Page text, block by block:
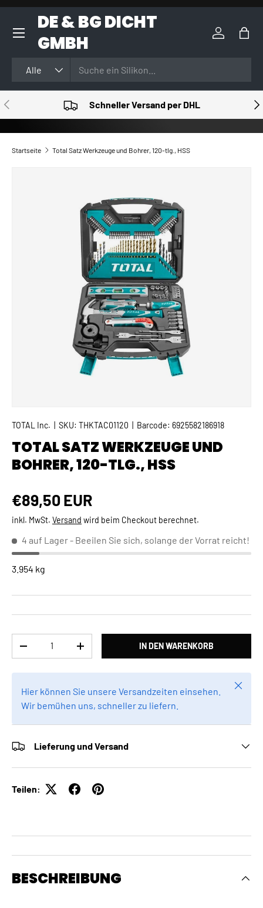
DIREKT ZUM INHALT
DE & BG DICHT
GMBH
Alle
Einloggen
VORHERIGE Schneller Versand per DHL
Startseite Total Satz Werkzeuge und Bohrer, 120-tlg., HSS
TOTAL Inc. SKU: THKTAC01120 Barcode: 6925582186918
TOTAL SATZ WERKZEUGE UND
BOHRER, 120-TLG., HSS
Normaler Preis
€89,50 EUR
inkl. MwSt. Versand wird beim Checkout berechnet.
4 auf Lager- Beeilen Sie sich, solange der Vorrat reicht!
3.954 kg
MENGE VERRINGERNMENGE ERHÖHENIN DEN WARENKORB
Hier können Sie unsere Versandzeiten einsehen.
Wir bemühen uns, schneller zu liefern.
Lieferung und Versand
Teilen:
BESCHREIBUNG